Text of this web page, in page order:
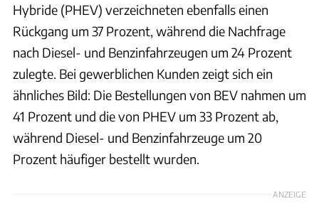
Hybride (PHEV) verzeichneten ebenfalls einen
Rückgang um 37 Prozent, während die Nachfrage
nach Diesel- und Benzinfahrzeugen um 24 Prozent
zulegte. Bei gewerblichen Kunden zeigt sich ein
ähnliches Bild: Die Bestellungen von BEV nahmen um
41 Prozent und die von PHEV um 33 Prozent ab,
während Diesel- und Benzinfahrzeuge um 20
Prozent häufiger bestellt wurden.
ANZEIGE